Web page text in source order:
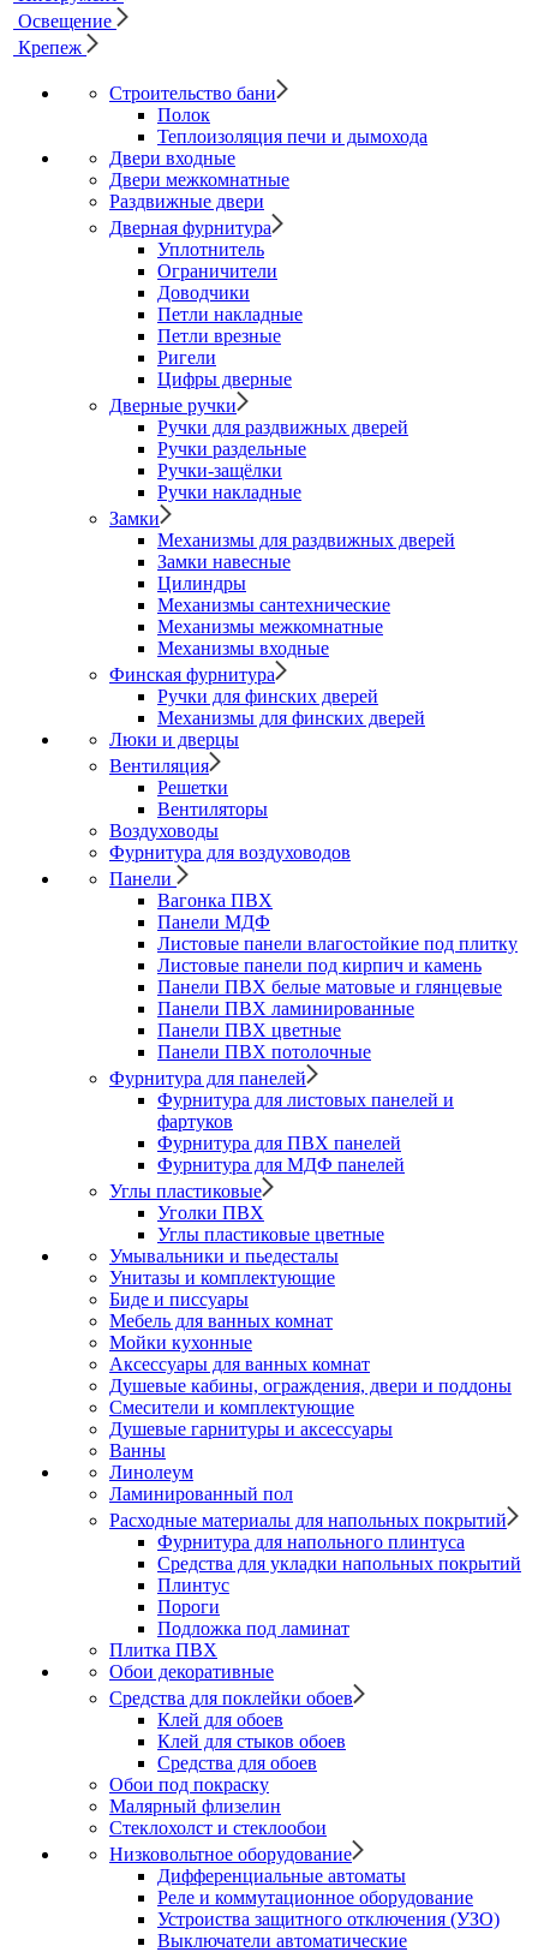
Освещение
Крепеж
Строительство бани
Полок
Теплоизоляция печи и дымохода
Двери входные
Двери межкомнатные
Раздвижные двери
Дверная фурнитура
Уплотнитель
Ограничители
Доводчики
Петли накладные
Петли врезные
Ригели
Цифры дверные
Дверные ручки
Ручки для раздвижных дверей
Ручки раздельные
Ручки-защёлки
Ручки накладные
Замки
Механизмы для раздвижных дверей
Замки навесные
Цилиндры
Механизмы сантехнические
Механизмы межкомнатные
Механизмы входные
Финская фурнитура
Ручки для финских дверей
Механизмы для финских дверей
Люки и дверцы
Вентиляция
Решетки
Вентиляторы
Воздуховоды
Фурнитура для воздуховодов
Панели
Вагонка ПВХ
Панели МДФ
Листовые панели влагостойкие под плитку
Листовые панели под кирпич и камень
Панели ПВХ белые матовые и глянцевые
Панели ПВХ ламинированные
Панели ПВХ цветные
Панели ПВХ потолочные
Фурнитура для панелей
Фурнитура для листовых панелей и
фартуков
Фурнитура для ПВХ панелей
Фурнитура для МДФ панелей
Углы пластиковые
Уголки ПВХ
Углы пластиковые цветные
Умывальники и пьедесталы
Унитазы и комплектующие
Биде и писсуары
Мебель для ванных комнат
Мойки кухонные
Аксессуары для ванных комнат
Душевые кабины, ограждения, двери и поддоны
Смесители и комплектующие
Душевые гарнитуры и аксессуары
Ванны
Линолеум
Ламинированный пол
Расходные материалы для напольных покрытий
Фурнитура для напольного плинтуса
Средства для укладки напольных покрытий
Плинтус
Пороги
Подложка под ламинат
Плитка ПВХ
Обои декоративные
Средства для поклейки обоев
Клей для обоев
Клей для стыков обоев
Средства для обоев
Обои под покраску
Малярный флизелин
Стеклохолст и стеклообои
Низковольтное оборудование
Дифференциальные автоматы
Реле и коммутационное оборудование
Устроиства защитного отключения (УЗО)
Выключатели автоматические